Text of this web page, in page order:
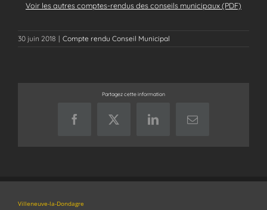
Voir les autres comptes-rendus des conseils municipaux (PDF)
30 juin 2018 | Compte rendu Conseil Municipal
Partagez cette information
FacebookX LinkedInEmail
Villeneuve-la-Dondagre